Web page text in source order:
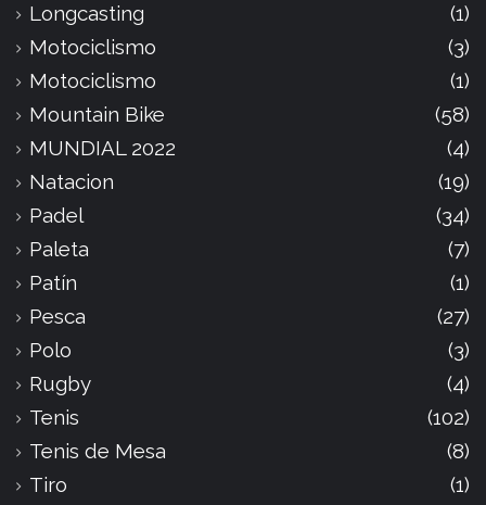
Longcasting
(1)
Motociclismo
(3)
Motociclismo
(1)
Mountain Bike
(58)
MUNDIAL 2022
(4)
Natacion
(19)
Padel
(34)
Paleta
(7)
Patín
(1)
Pesca
(27)
Polo
(3)
Rugby
(4)
Tenis
(102)
Tenis de Mesa
(8)
Tiro
(1)